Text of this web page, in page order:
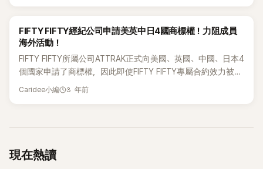
成員方面向法院提交了沒有調解意向的回應，所以預計FIFTY
始。 FIFTY FIFTY去年登上美國billboard主要排行榜hot 100而
備受矚目，被稱為「中小偶像的奇蹟」而成為了話題。但到了6
月，成員們以公司結算不透明等理由要求解除專屬合約，活動
也被中斷。ATTRAKT負責專輯製作的承辦製作公司The Givers
《Cupid》著作權等問題，雙方正進行法律糾紛。 網友看到該消
粉絲，連大眾的心也留不住，成員本人也知道重新活動會很吃
力吧」。 小編：看來成員想重新活動也很難！🧐
篇的文字，可能會有這樣的想法，所以到現在為止，我努力忍
著，但是與前經紀公司代表的意見和想法差異持續了很長時
如果單方面說背叛的話，真讓人傷心。」 而孫勝妍離開前經紀
公司時，被懷疑與安聖日代表有關，孫勝妍指：「真想告訴大家
這是不同情況。我的感情很深，不知道現在FIFTY FIFTY們是什
麼情況，但是情況卻截然不同。」 「如果是跟安聖日代表有關的
之前因為《The First Snow's Falling》這首歌合作，但之後只是
K-POP
FIFTY FIFTY經紀公司申請美英中日4國商標權！力阻成員
海外活動！
FIFTY FIFTY所屬公司ATTRAK正式向美國、英國、中國、日本4
個國家申請了商標權，因此即使FIFTY FIFTY專屬合約效力被停
止可以獨立活動，今後4名成員在沒有得到ATTRAK同意的情況
則，在相關各國獲得個別權利才能在該國行使權利，不能擁有
韓國的商標權在美國或英國行使商標權。」 此前，ATTRAK於今
Caridee小編 3 年前
現在熱讀